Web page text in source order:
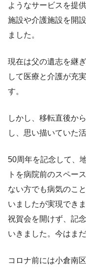
ようなサービスを提
施設や介護施設を開
ました。
現在は父の遺志を継
して医療と介護が充
す。
しかし、移転直後か
し、思い描いていた
50周年を記念して、
トを病院前のスペー
ない方でも病気のこ
いましたが実現でき
祝賀会を開けず、記
いきました。今はま
コロナ前には小倉南